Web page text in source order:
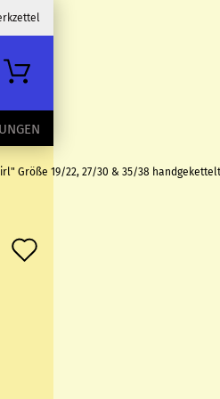
Größe 19/22, 27/30 & 35/38